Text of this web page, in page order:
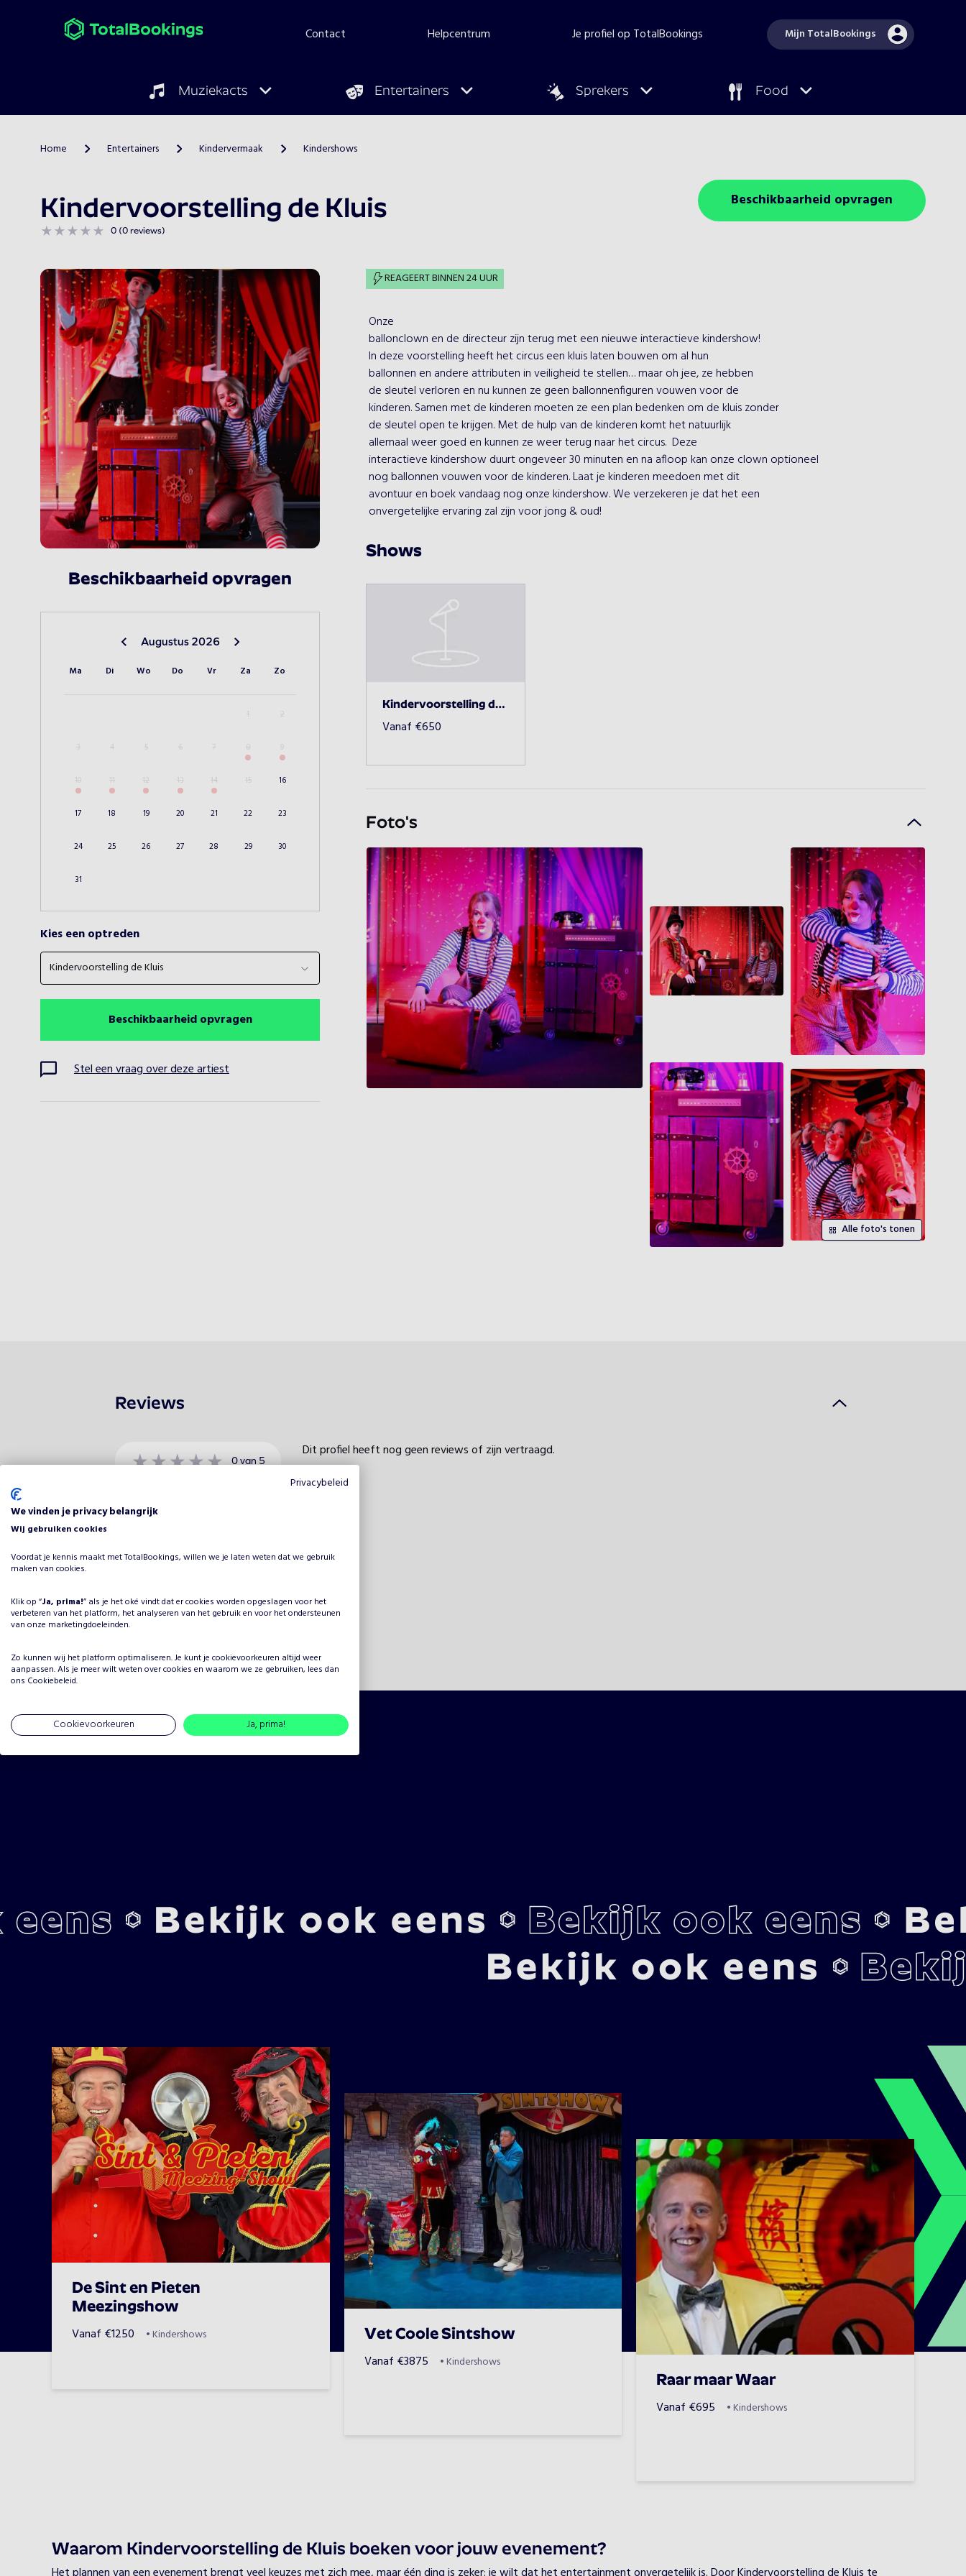
Contact Helpcentrum Je profiel op TotalBookings Mijn TotalBookings
Muziekacts Entertainers Sprekers Food
Home > Entertainers > Kindervermaak > Kindershows
Kindervoorstelling de Kluis
0 (0 reviews)
Beschikbaarheid opvragen
Beschikbaarheid opvragen
Vorige maand
Augustus 2026
Ma Di Wo Do Vr Za Zo
1 2
3 4 5 6 7 8 9
10 11 12 13 14 15 16
17 18 19 20 21 22 23
24 25 26 27 28 29 30
31
Kies een optreden
Kindervoorstelling de Kluis
Beschikbaarheid opvragen
Stel een vraag over deze artiest
REAGEERT BINNEN 24 UUR
ballonclown en de directeur zijn terug met een nieuwe interactieve kindershow!
In deze voorstelling heeft het circus een kluis laten bouwen om al hun
ballonnen en andere attributen in veiligheid te stellen… maar oh jee, ze hebben
kinderen. Samen met de kinderen moeten ze een plan bedenken om de kluis zonder
interactieve kindershow duurt ongeveer 30 minuten en na afloop kan onze clown optioneel
nog ballonnen vouwen voor de kinderen. Laat je kinderen meedoen met dit
onvergetelijke ervaring zal zijn voor jong & oud!
Shows
Kindervoorstelling de Kluis
Vanaf €650
Foto's
Alle foto's tonen
Reviews
0van 5
Beoordeling
4 sterren
2 sterren
1 ster
Dit profiel heeft nog geen reviews of zijn vertraagd.
De Sint en Pieten
Meezingshow
Vanaf €1250 • Kindershows Vet Coole Sintshow
Vanaf €3875 • Kindershows
Raar maar Waar
Vanaf €695 • Kindershows
Waarom Kindervoorstelling de Kluis boeken voor jouw evenement?
Privacybeleid
We vinden je privacy belangrijk
Wij gebruiken cookies
Voordat je kennis maakt met TotalBookings, willen we je laten weten dat we gebruik
maken van cookies.
Klik op “Ja, prima!” als je het oké vindt dat er cookies worden opgeslagen voor het
verbeteren van het platform, het analyseren van het gebruik en voor het ondersteunen
van onze marketingdoeleinden.
Zo kunnen wij het platform optimaliseren. Je kunt je cookievoorkeuren altijd weer
aanpassen. Als je meer wilt weten over cookies en waarom we ze gebruiken, lees dan
ons Cookiebeleid.
Cookievoorkeuren Ja, prima!